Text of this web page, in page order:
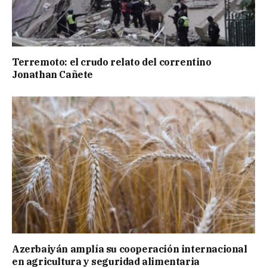
Terremoto: el crudo relato del correntino
Jonathan Cañete
Azerbaiyán amplía su cooperación internacional
en agricultura y seguridad alimentaria